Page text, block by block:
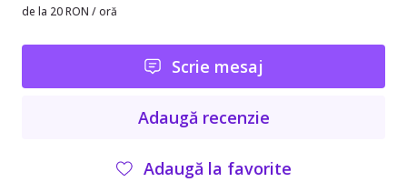
de la 20 RON / oră
Scrie mesaj
Adaugă recenzie
Adaugă la favorite